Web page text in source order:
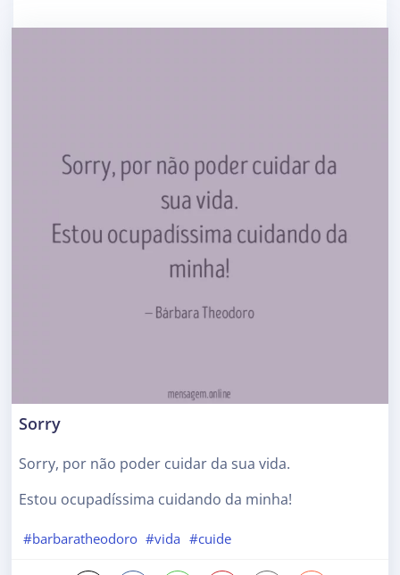
Sorry
Sorry, por não poder cuidar da sua vida.
Estou ocupadíssima cuidando da minha!
#barbaratheodoro #vida #cuide